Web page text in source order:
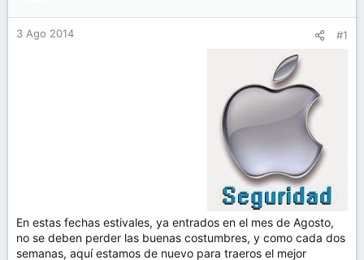
r
d
n
3 Ago 2014 #1
En estas fechas estivales, ya entrados en el mes de Agosto,
no se deben perder las buenas costumbres, y como cada dos
semanas, aquí estamos de nuevo para traeros el mejor